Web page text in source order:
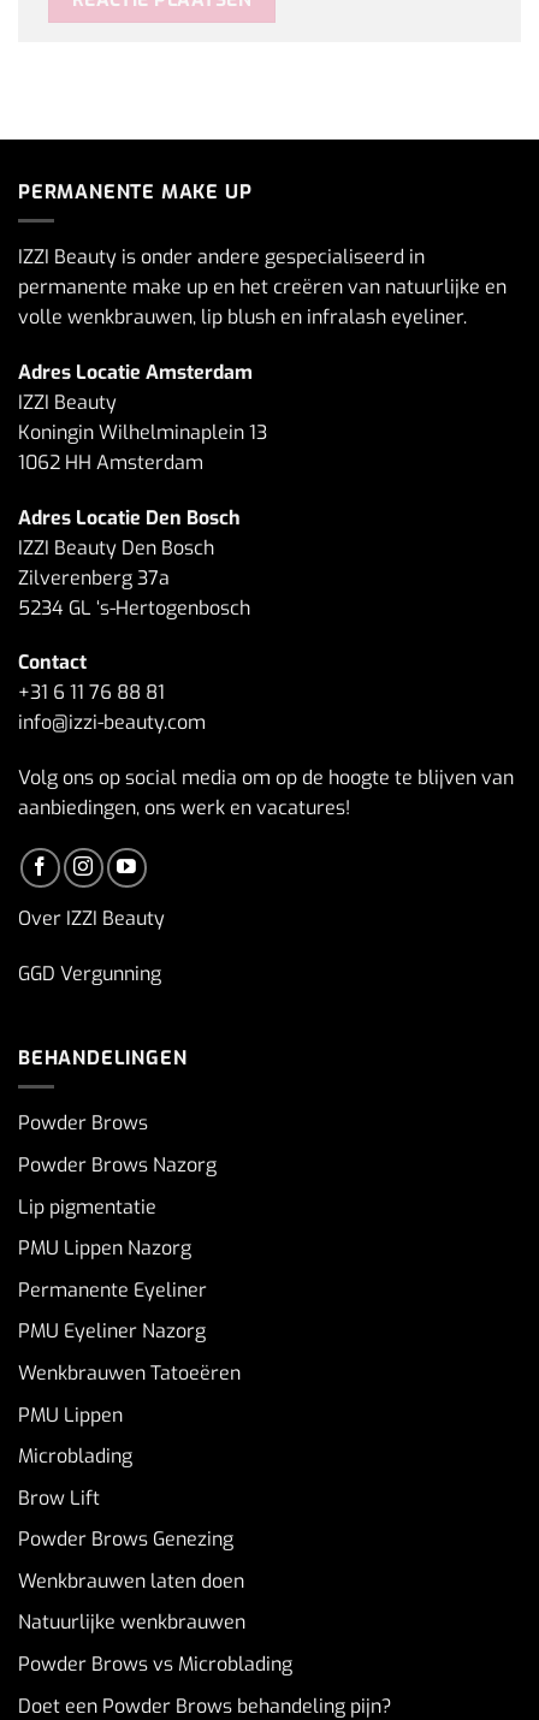
PERMANENTE MAKE UP
IZZI Beauty is onder andere gespecialiseerd in
permanente make up en het creëren van natuurlijke en
volle wenkbrauwen, lip blush en infralash eyeliner.
Adres Locatie Amsterdam
IZZI Beauty
Koningin Wilhelminaplein 13
1062 HH Amsterdam
Adres Locatie Den Bosch
IZZI Beauty Den Bosch
Zilverenberg 37a
5234 GL ‘s-Hertogenbosch
Contact
+31 6 11 76 88 81
info@izzi-beauty.com
Volg ons op social media om op de hoogte te blijven van
aanbiedingen, ons werk en vacatures!
Over IZZI Beauty
GGD Vergunning
BEHANDELINGEN
Powder Brows
Powder Brows Nazorg
Lip pigmentatie
PMU Lippen Nazorg
Permanente Eyeliner
PMU Eyeliner Nazorg
Wenkbrauwen Tatoeëren
PMU Lippen
Microblading
Brow Lift
Powder Brows Genezing
Wenkbrauwen laten doen
Natuurlijke wenkbrauwen
Powder Brows vs Microblading
Doet een Powder Brows behandeling pijn?